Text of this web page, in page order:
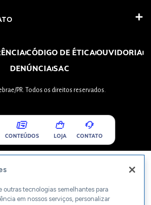
CÓDIGO DE ÉTICAOUVIDORIA
DENÚNCIASAC
PR. Todos os direitos reservados.
CONTEÚDOS LOJA CONTATO
outras tecnologias semelhantes para
em nossos serviços, personalizar